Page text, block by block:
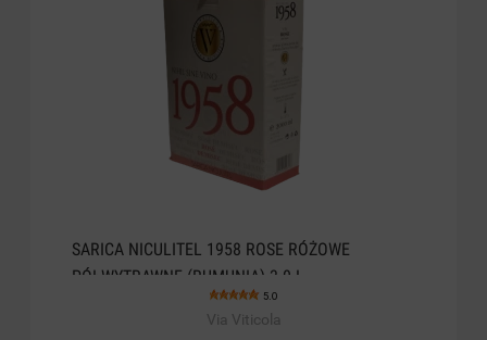
SARICA NICULITEL 1958 ROSE RÓŻOWE
PÓŁWYTRAWNE (RUMUNIA) 3.0 L
5.0
Via Viticola